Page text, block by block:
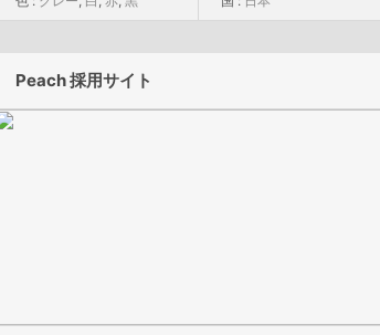
Peach 採用サイト